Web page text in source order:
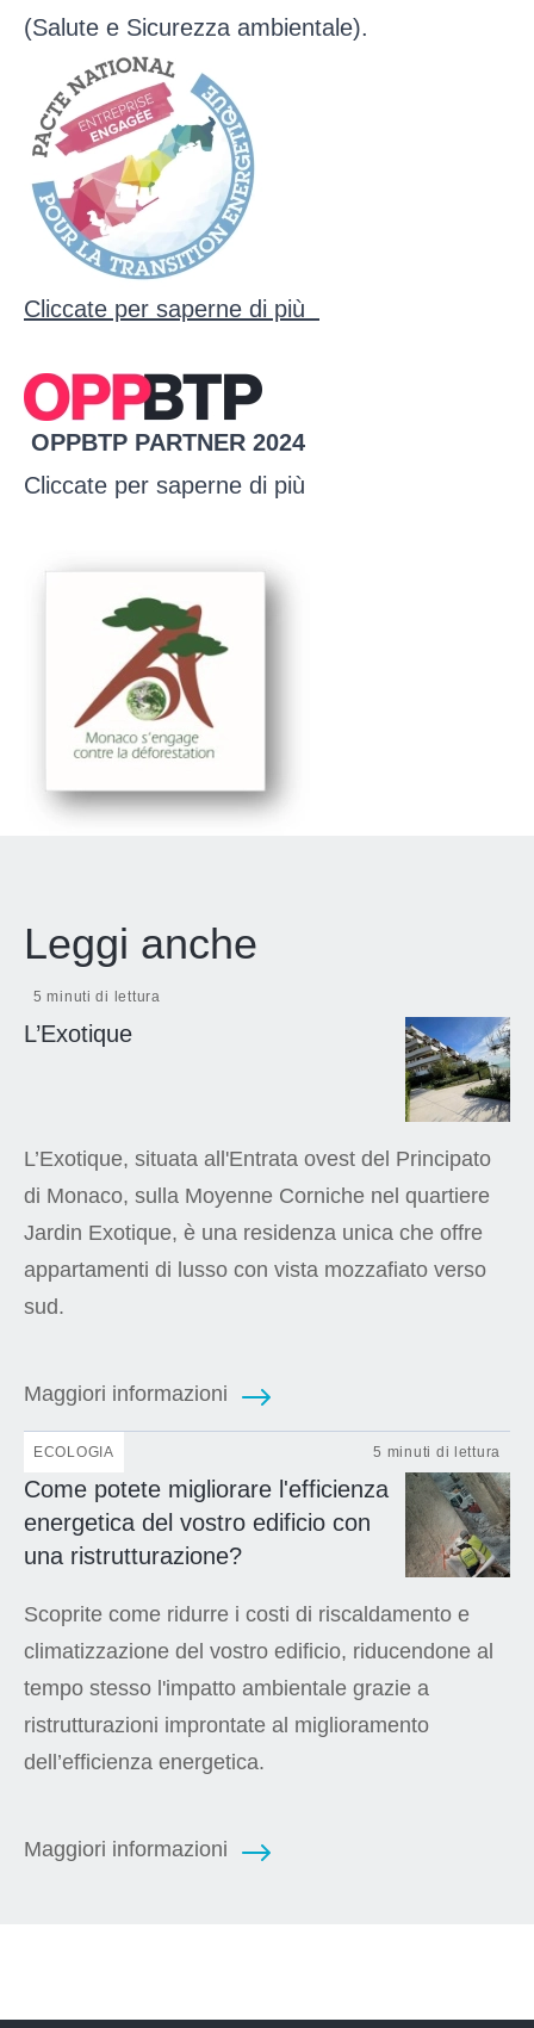
(Salute e Sicurezza ambientale).
Cliccate per saperne di più
OPPBTP PARTNER 2024
Cliccate per saperne di più
Leggi anche
5 minuti di lettura
L’Exotique
L’Exotique, situata all'Entrata ovest del Principato
di Monaco, sulla Moyenne Corniche nel quartiere
Jardin Exotique, è una residenza unica che offre
appartamenti di lusso con vista mozzafiato verso
sud.
Maggiori informazioni
ECOLOGIA 5 minuti di lettura
Come potete migliorare l'efficienza
energetica del vostro edificio con
una ristrutturazione?
Scoprite come ridurre i costi di riscaldamento e
climatizzazione del vostro edificio, riducendone al
tempo stesso l'impatto ambientale grazie a
ristrutturazioni improntate al miglioramento
dell’efficienza energetica.
Maggiori informazioni